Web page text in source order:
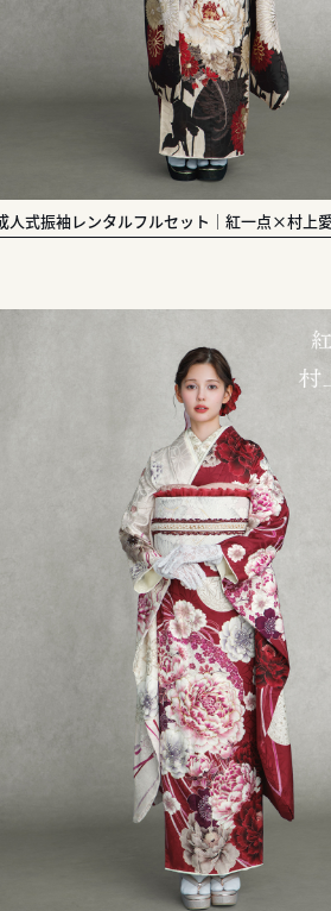
人式振袖レンタルフルセット｜紅一点×村上